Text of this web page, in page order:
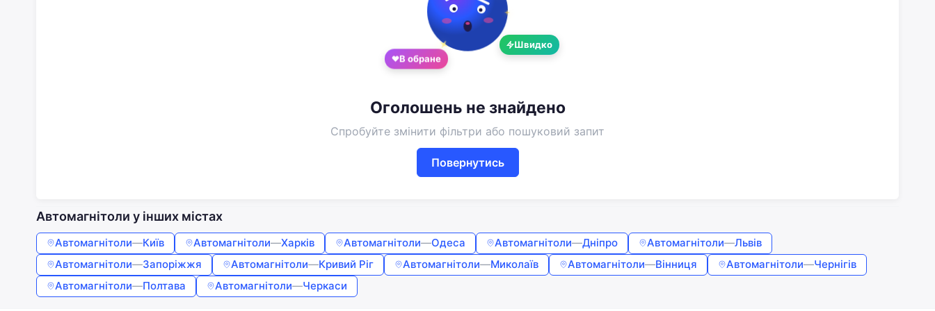
Швидко
В обране
Оголошень не знайдено
Спробуйте змінити фільтри або пошуковий запит
Повернутись
Автомагнітоли у інших містах
Автомагнітоли—Київ Автомагнітоли—Харків Автомагнітоли—Одеса Автомагнітоли—Дніпро Автомагнітоли—Львів
Автомагнітоли—Запоріжжя Автомагнітоли—Кривий Ріг Автомагнітоли—Миколаїв Автомагнітоли—Вінниця Автомагнітоли—Чернігів
Автомагнітоли—Полтава Автомагнітоли—Черкаси
Google
Вхід
Увійти